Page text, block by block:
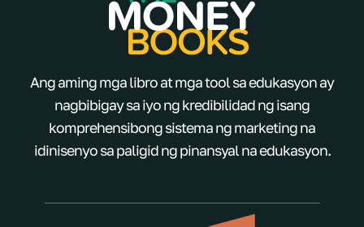
Ang aming mga libro at mga tool sa edukasyon ay
nagbibigay sa iyo ng kredibilidad ng isang
komprehensibong sistema ng marketing na
idinisenyo sa paligid ng pinansyal na edukasyon.